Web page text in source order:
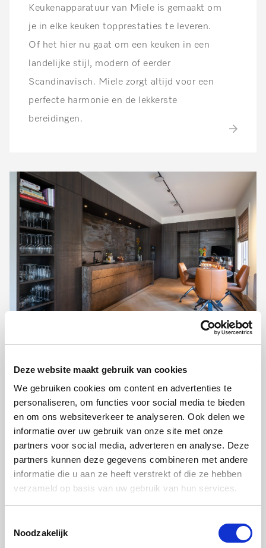
Deze website maakt gebruik van cookies
We gebruiken cookies om content en advertenties te
personaliseren, om functies voor social media te bieden
en om ons websiteverkeer te analyseren. Ook delen we
informatie over uw gebruik van onze site met onze
partners voor social media, adverteren en analyse. Deze
partners kunnen deze gegevens combineren met andere
informatie die u aan ze heeft verstrekt of die ze hebben
verzameld op basis van uw gebruik van hun services.
Noodzakelijk
Keukenapparatuur van Miele is gemaakt om
je in elke keuken topprestaties te leveren.
Of het hier nu gaat om een keuken in een
landelijke stijl, modern of eerder
Scandinavisch. Miele zorgt altijd voor een
perfecte harmonie en de lekkerste
bereidingen.
keukenleveranciers een kijkje in de keuken
van Miele klanten. Wat voor keuken hebben
ze? Waarom kiezen zij voor Miele? Welke
apparaten gebruiken ze en wat zijn hun
ervaringen? Je leest het in deze unieke
rubriek.